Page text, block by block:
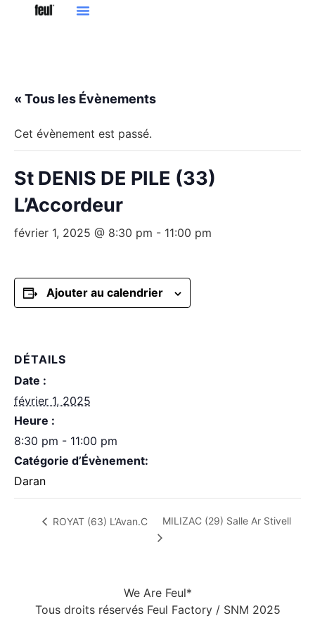
« Tous les Évènements
Cet évènement est passé.
St DENIS DE PILE (33)
L’Accordeur
février 1, 2025 @ 8:30 pm - 11:00 pm
Ajouter au calendrier
DÉTAILS
Date :
février 1, 2025
Heure :
8:30 pm - 11:00 pm
Catégorie d’Évènement:
Daran
ROYAT (63) L’Avan.C MILIZAC (29) Salle Ar Stivell
We Are Feul*
Tous droits réservés Feul Factory / SNM 2025